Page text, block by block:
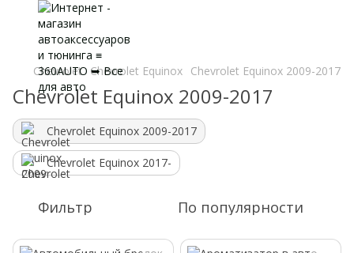
Chevrolet Chevrolet Equinox Chevrolet Equinox 2009-2017
Chevrolet Equinox 2009-2017
Chevrolet Equinox 2009-2017
Chevrolet Equinox 2017-
Фильтр По популярности